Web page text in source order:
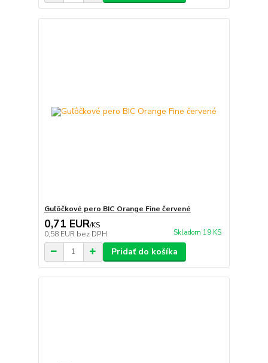
Guľôčkové pero BIC Orange Fine červené
0,71 EUR/KS
0,58 EUR bez DPH Skladom 19 KS
Pridať do košíka